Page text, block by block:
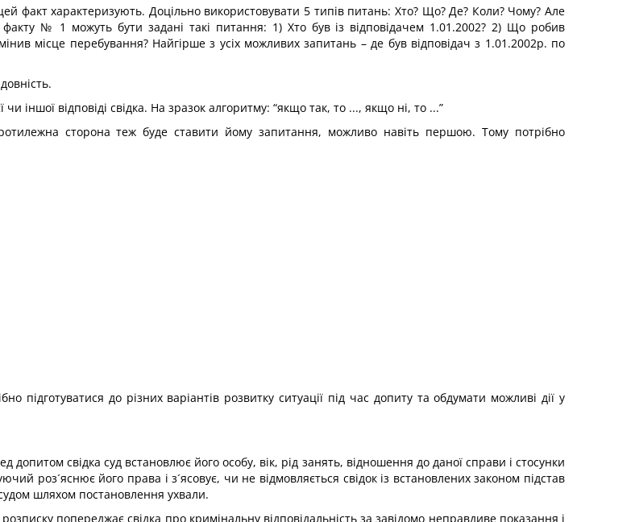
факт характеризують. Доцільно використовувати 5 типів питань: Хто? Що? Де? Коли? Чому? Але
№ 1 можуть бути задані такі питання: 1) Хто був із відповідачем 1.01.2002? 2) Що робив
місце перебування? Найгірше з усіх можливих запитань – де був відповідач з 1.01.2002р. по
іншої відповіді свідка. На зразок алгоритму: “якщо так, то ..., якщо ні, то ...”
сторона теж буде ставити йому запитання, можливо навіть першою. Тому потрібно
підготуватися до різних варіантів розвитку ситуації під час допиту та обдумати можливі дії у
допитом свідка суд встановлює його особу, вік, рід занять, відношення до даної справи і стосунки
роз´яснює його права і з´ясовує, чи не відмовляється свідок із встановлених законом підстав
шляхом постановлення ухвали.
попереджає свідка про кримінальну відповідальність за завідомо неправдиве показання і